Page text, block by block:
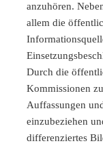
anzuhören.
allem die
Durch die
Kommissionen
Auffassungen
einzubeziehen
differenziertes